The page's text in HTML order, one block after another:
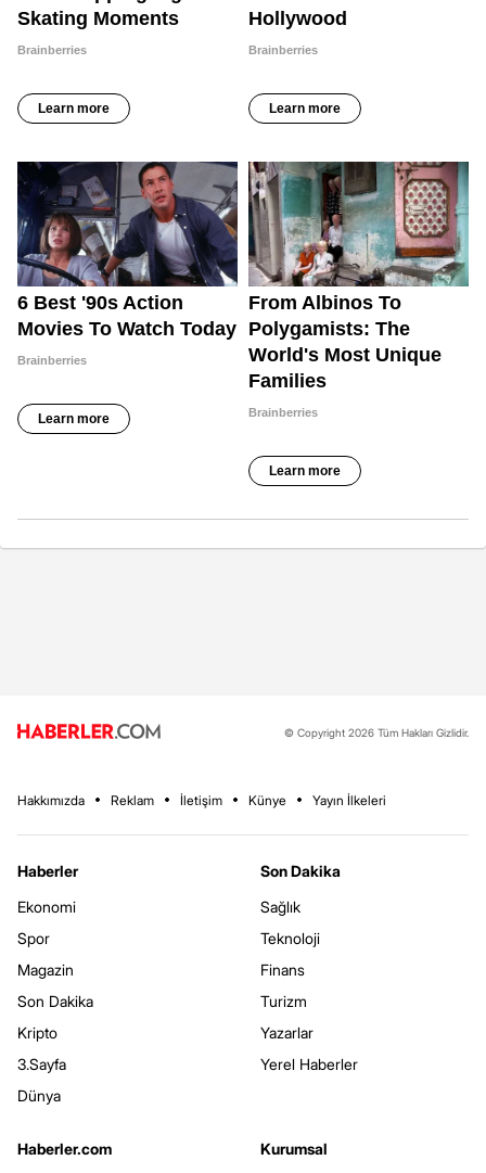
© Copyright 2026 Tüm Hakları Gizlidir.
Hakkımızda Reklam İletişim Künye Yayın İlkeleri
Haberler
Ekonomi
Spor
Magazin
Son Dakika
Kripto
3.Sayfa
Dünya
Son Dakika
Sağlık
Teknoloji
Finans
Turizm
Yazarlar
Yerel Haberler
Haberler.com
Kurumsal